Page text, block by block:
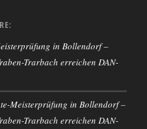
in Bollendorf –
Trarbach erreichen DAN-
Meisterprüfung in Bollendorf –
Trarbach erreichen DAN-